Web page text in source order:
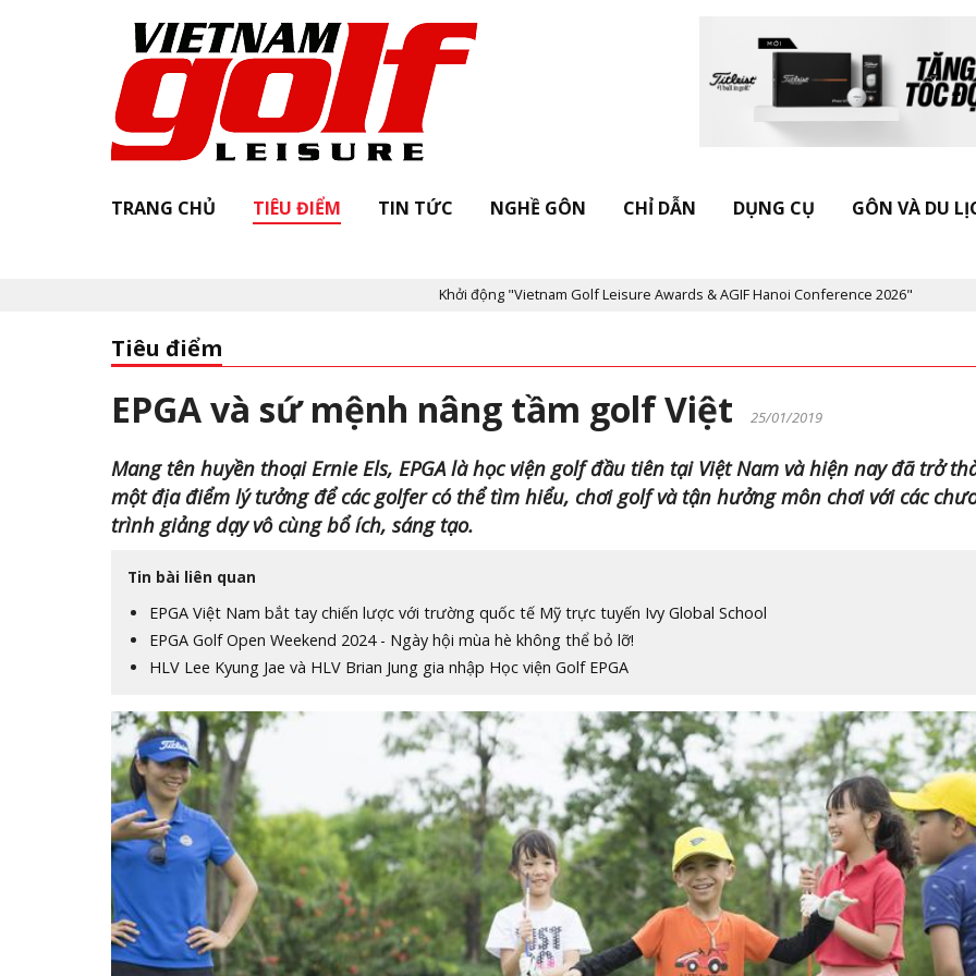
TRANG CHỦ TIÊU ĐIỂM TIN TỨC NGHỀ GÔN CHỈ DẪN DỤNG CỤ GÔN VÀ DU
Khởi động "Vietnam Golf Leisure Awards & AGIF Hanoi Conference 2026" Kỷ niệm 20 năm
Tiêu điểm
EPGA và sứ mệnh nâng tầm golf Việt 25/01/2019
Mang tên huyền thoại Ernie Els, EPGA là học viện golf đầu tiên tại Việt Nam và hiện nay đã trở
một địa điểm lý tưởng để các golfer có thể tìm hiểu, chơi golf và tận hưởng môn chơi với các
trình giảng dạy vô cùng bổ ích, sáng tạo.
Tin bài liên quan
EPGA Việt Nam bắt tay chiến lược với trường quốc tế Mỹ trực tuyến Ivy Global School
EPGA Golf Open Weekend 2024 - Ngày hội mùa hè không thể bỏ lỡ!
HLV Lee Kyung Jae và HLV Brian Jung gia nhập Học viện Golf EPGA